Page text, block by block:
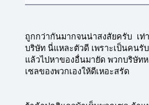
ถูกกว่ากันมากจนน่าสงสัยครับ เ
บริษัท นี่แหละตัวดี เพราะเป็นคนรั
แล้วไปหาของอื่นมายัด พวกบริษัท
เซลของพวกเองให้ดีเหอะสรัด